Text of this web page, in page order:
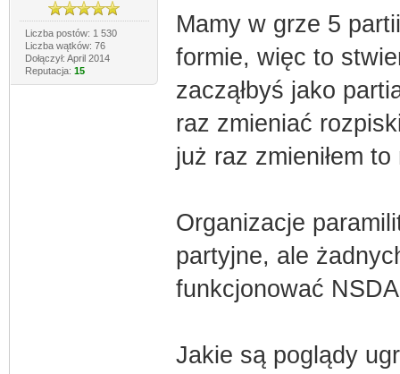
Liczba postów: 1 530
Liczba wątków: 76
Dołączył: April 2014
Reputacja: 15
Mamy w grze 5
formie, więc to
zacząłbyś jako
raz zmieniać
już raz zmieniłem
Organizacje
partyjne, ale
funkcjonować
Jakie są poglądy